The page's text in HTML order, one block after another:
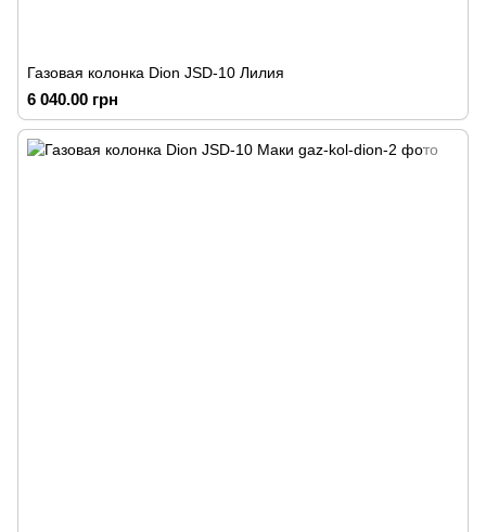
Газовая колонка Dion JSD-10 Лилия
6 040.00 грн